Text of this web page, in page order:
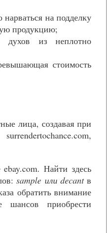
на подделку
продукцию;
духов из неплотно
стоимость
лица, создавая при
Найти здесь
sample или decantв
обратить внимание
приобрести